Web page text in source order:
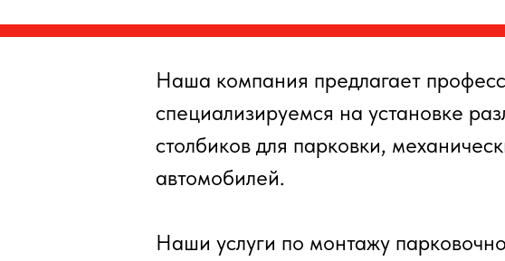
Наша компания предлагает
специализируемся на установке
столбиков для парковки,
автомобилей.
Наши услуги по монтажу